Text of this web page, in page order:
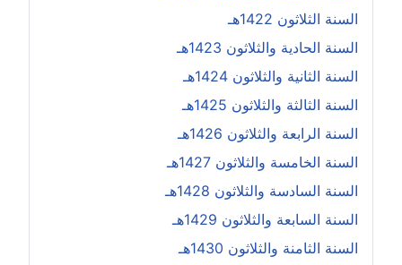
السنة الثلاثون 1422هـ
السنة الحادية والثلاثون 1423هـ
السنة الثانية والثلاثون 1424هـ
السنة الثالثة والثلاثون 1425هـ
السنة الرابعة والثلاثون 1426هـ
السنة الخامسة والثلاثون 1427هـ
السنة السادسة والثلاثون 1428هـ
السنة السابعة والثلاثون 1429هـ
السنة الثامنة والثلاثون 1430هـ